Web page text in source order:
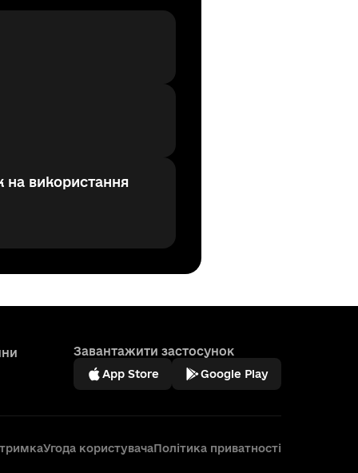
на використання
Завантажити застосунок
App Store Google Play
Угода користувачаПолітика приватності